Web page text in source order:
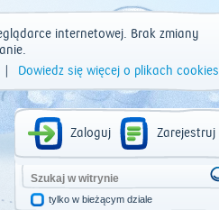
internetowej. Brak zmiany
Dowiedz się więcej o plikach cookies
Zaloguj Zarejestruj
tylko w bieżącym dziale